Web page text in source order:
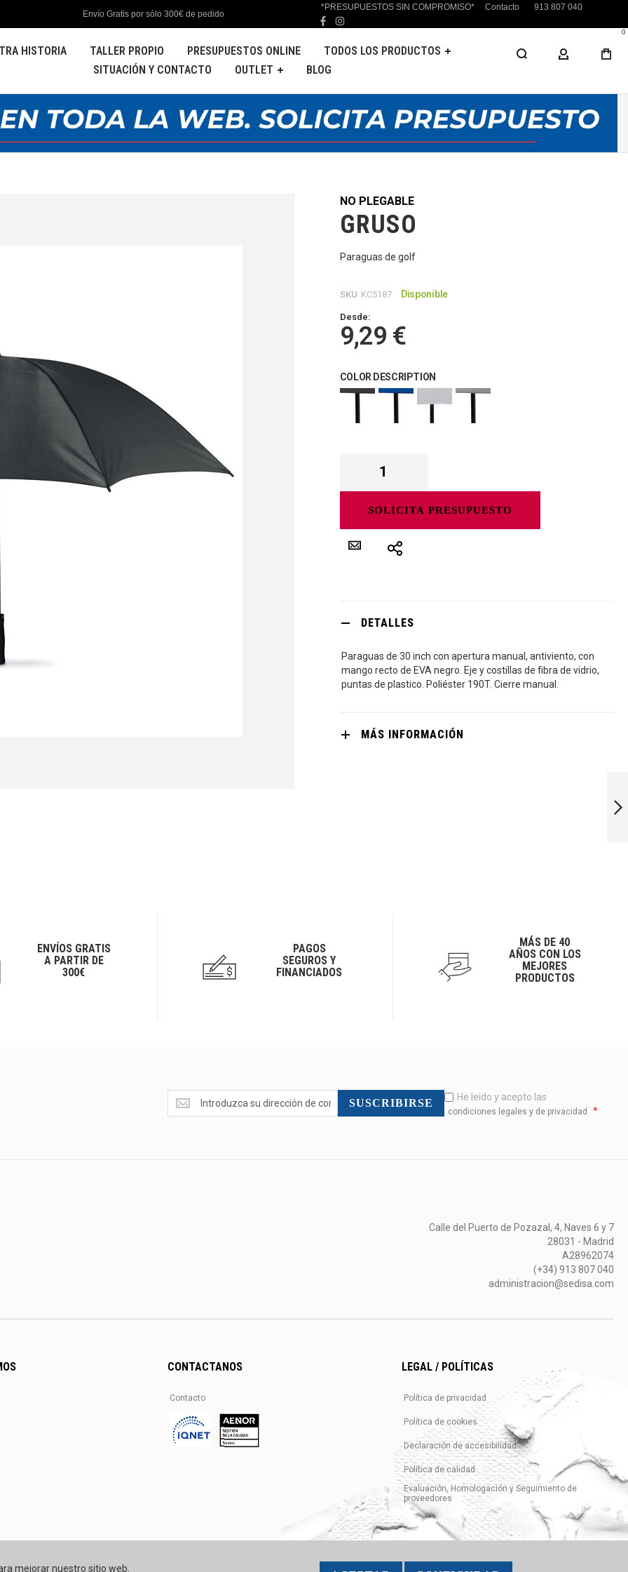
Envío Gratis por sólo 300€ de pedido
*PRESUPUESTOS SIN COMPROMISO* Contacto 913 807 040
facebook
instagram
HISTORIA TALLER PROPIO PRESUPUESTOS ONLINE
TODOS LOS PRODUCTOS
SITUACIÓN Y CONTACTO
OUTLET BLOG
MI CUENTA
0
NO PLEGABLE
GRUSO
Paraguas de golf
SKU KC5187 Disponible
Desde:
9,29 €
COLOR DESCRIPTION
SOLICITA PRESUPUESTO
DETALLES
Paraguas de 30 inch con apertura manual, antiviento, con
mango recto de EVA negro. Eje y costillas de fibra de vidrio,
puntas de plastico. Poliéster 190T. Cierre manual.
MÁS INFORMACIÓN
ENVÍOS GRATIS
A PARTIR DE
300€
PAGOS
SEGUROS Y
FINANCIADOS
MÁS DE 40
AÑOS CON LOS
MEJORES
PRODUCTOS
Ofertas
<br>Novedades
SUSCRIBIRSE He leido y acepto las
condiciones legales y de privacidad *
Calle del Puerto de Pozazal, 4, Naves 6 y 7
28031 - Madrid
A28962074
(+34) 913 807 040
administracion@sedisa.com
CONTACTANOS
Contacto
LEGAL / POLÍTICAS
Política de privacidad
Política de cookies
Declaración de accesibilidad
Política de calidad
Evaluación, Homologación y Seguimiento de
proveedores
mejorar nuestro sitio web.